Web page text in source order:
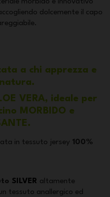
morbido e innovativo
dolcemente il capo
a chi apprezza e
VERA, ideale per
MORBIDO e
in tessuto jersey 100%
SILVER altamente
tessuto anallergico ed